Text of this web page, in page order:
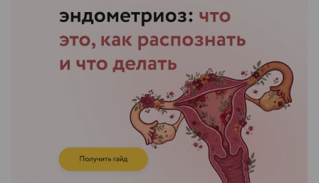
ЭФФЕКТИВНАЯ РЕКЛАМА НА САЙТЕ